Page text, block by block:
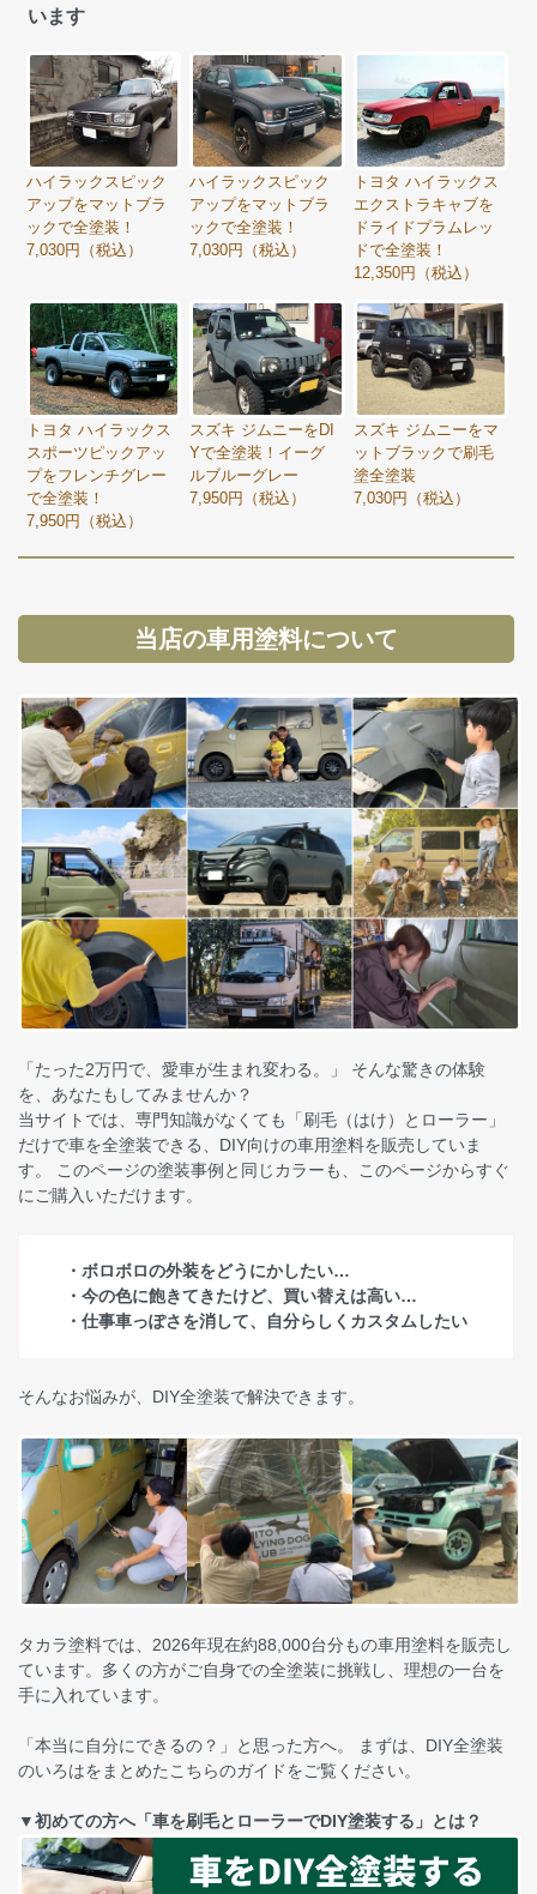
います
ハイラックスピック
アップをマットブラ
ックで全塗装！
7,030円（税込）
ハイラックスピック
アップをマットブラ
ックで全塗装！
7,030円（税込）
トヨタ ハイラックス
エクストラキャブを
ドライドプラムレッ
ドで全塗装！
12,350円（税込）
トヨタ ハイラックス
スポーツピックアッ
プをフレンチグレー
で全塗装！
7,950円（税込）
スズキ ジムニーをDI
Yで全塗装！イーグ
ルブルーグレー
7,950円（税込）
スズキ ジムニーをマ
ットブラックで刷毛
塗全塗装
7,030円（税込）
当店の車用塗料について
「たった2万円で、愛車が生まれ変わる。」 そんな驚きの体験
を、あなたもしてみませんか？
当サイトでは、専門知識がなくても「刷毛（はけ）とローラー」
だけで車を全塗装できる、DIY向けの車用塗料を販売していま
す。 このページの塗装事例と同じカラーも、このページからすぐ
にご購入いただけます。
・ボロボロの外装をどうにかしたい…
・今の色に飽きてきたけど、買い替えは高い…
・仕事車っぽさを消して、自分らしくカスタムしたい
そんなお悩みが、DIY全塗装で解決できます。
タカラ塗料では、2026年現在約88,000台分もの車用塗料を販売し
ています。多くの方がご自身での全塗装に挑戦し、理想の一台を
手に入れています。
「本当に自分にできるの？」と思った方へ。 まずは、DIY全塗装
のいろはをまとめたこちらのガイドをご覧ください。
▼初めての方へ「車を刷毛とローラーでDIY塗装する」とは？